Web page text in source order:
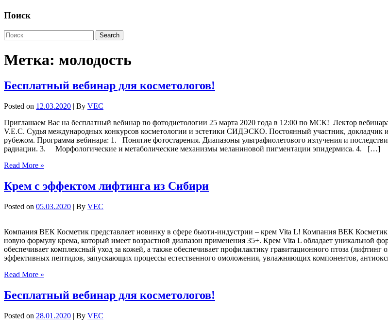
Поиск
Метка: молодость
Бесплатный вебинар для косметологов!
Posted on 12.03.2020 | By VEC
Приглашаем Вас на бесплатный вебинар по фотодиетологии 25 марта 2020 года в 12:00 по МСК! Лектор
V.E.C. Судья международных конкурсов косметологии и эстетики СИДЭСКО. Постоянный участник, докладчик
рубежом. Программа вебинара: 1. Понятие фотостарения. Диапазоны ультрафиолетового излучения и
радиации. 3. Морфологические и метаболические механизмы меланиновой пигментации эпидермиса. 4. […]
Read More »
Крем с эффектом лифтинга из Сибири
Posted on 05.03.2020 | By VEC
Компания ВЕК Косметик представляет новинку в сфере бьюти-индустрии – крем Vita L! Компания ВЕК
новую формулу крема, который имеет возрастной диапазон применения 35+. Крем Vita L обладает уникальной
обеспечивает комплексный уход за кожей, а также обеспечивает профилактику гравитационного птоза
эффективных пептидов, запускающих процессы естественного омоложения, увлажняющих компонентов,
Read More »
Бесплатный вебинар для косметологов!
Posted on 28.01.2020 | By VEC